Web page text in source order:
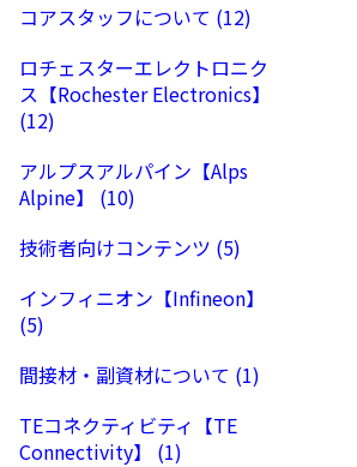
コアスタッフについて (12)
ロチェスターエレクトロニク
ス【Rochester Electronics】
(12)
アルプスアルパイン【Alps
Alpine】 (10)
技術者向けコンテンツ (5)
インフィニオン【Infineon】
(5)
間接材・副資材について (1)
TEコネクティビティ【TE
Connectivity】 (1)